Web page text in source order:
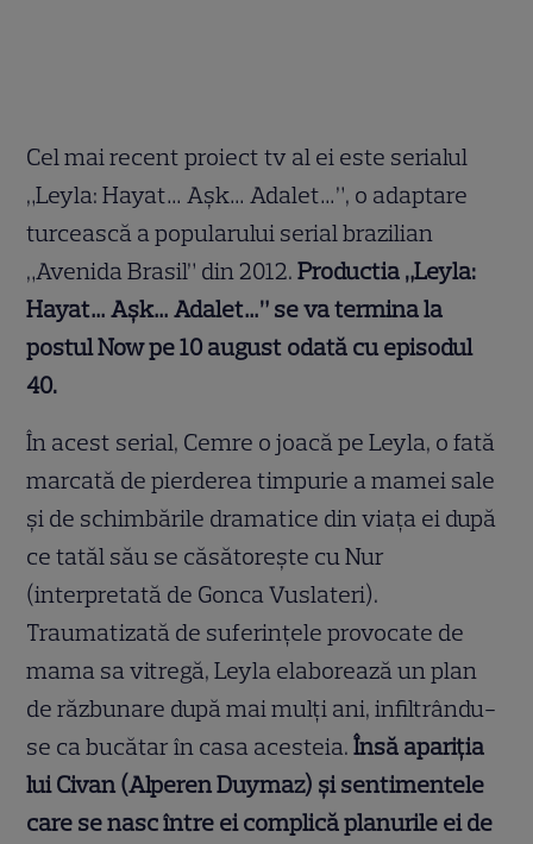
Cel mai recent proiect tv al ei este serialul
„Leyla: Hayat… Aşk… Adalet…”, o adaptare
turcească a popularului serial brazilian
„Avenida Brasil” din 2012.Productia „Leyla:
Hayat… Aşk… Adalet…” se va termina la
postul Now pe 10 august odată cu episodul
40.
În acest serial, Cemre o joacă pe Leyla, o fată
marcată de pierderea timpurie a mamei sale
și de schimbările dramatice din viața ei după
ce tatăl său se căsătorește cu Nur
(interpretată de Gonca Vuslateri).
Traumatizată de suferințele provocate de
mama sa vitregă, Leyla elaborează un plan
de răzbunare după mai mulți ani, infiltrându-
se ca bucătar în casa acesteia. Însă apariția
lui Civan (Alperen Duymaz) și sentimentele
care se nasc între ei complică planurile ei de